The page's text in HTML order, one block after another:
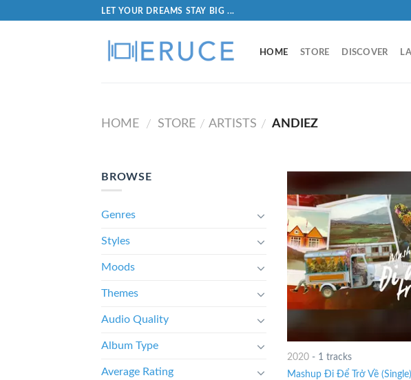
LET YOUR DREAMS STAY BIG ...
HOME STORE DISCOVER
HOME / STORE / ARTISTS / ANDIEZ
BROWSE
Genres
Styles
Moods
Themes
Audio Quality
Album Type
Average Rating
2020- 1 tracks
Mashup Đi Để Trở Về (Single)